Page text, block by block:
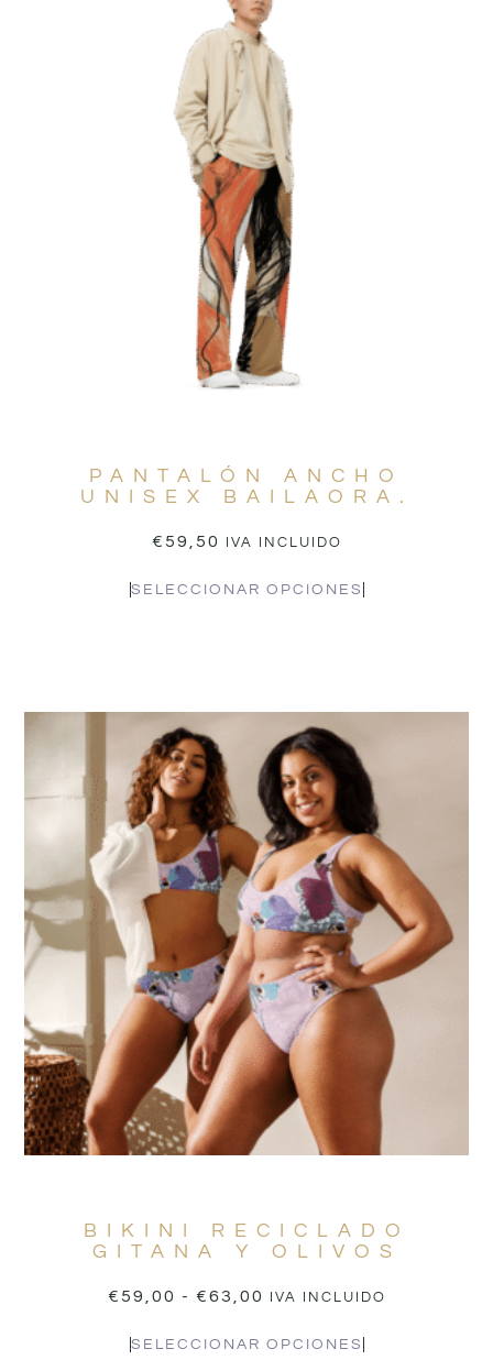
PANTALÓN ANCHO
UNISEX BAILAORA.
€59,50 IVA INCLUIDO
SELECCIONAR OPCIONES
BIKINI RECICLADO
GITANA Y OLIVOS
€59,00 - €63,00 IVA INCLUIDO
SELECCIONAR OPCIONES